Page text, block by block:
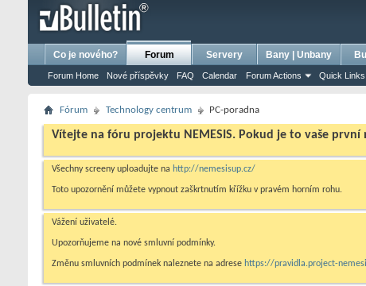
Co je nového? Forum
Forum Home Nové příspěvky FAQ Calendar Forum Actions Quick Links
Servery Bany | Unbany
Fórum Technology centrum PC-poradna
Vítejte na fóru projektu NEMESIS. Pokud je to vaše první
Všechny screeny uploadujte na http://nemesisup.cz/
Toto upozornění můžete vypnout zaškrtnutím křížku v pravém horním rohu.
Vážení uživatelé.
Upozorňujeme na nové smluvní podmínky.
Změnu smluvních podmínek naleznete na adrese https://pravidla.project-